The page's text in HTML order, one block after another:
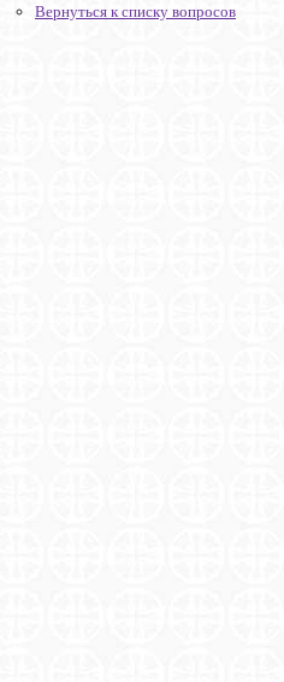
Вернуться к списку вопросов